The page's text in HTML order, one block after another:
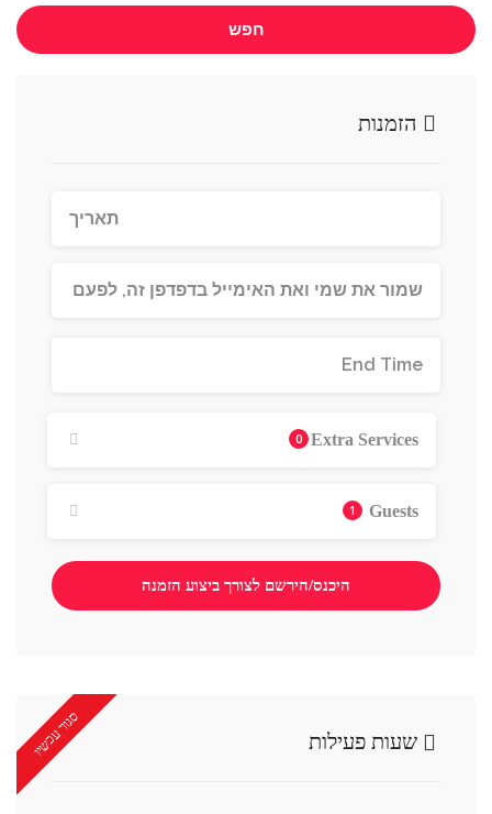
חפש
הזמנות
Extra Services
0
Guests
1
היכנס/הירשם לצורך ביצוע הזמנה
סגור עכשיו שעות פעילות